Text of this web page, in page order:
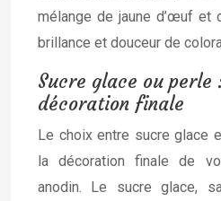
mélange de jaune d’œuf et
brillance et douceur de
Sucre glace ou
décoration finale
Le choix entre sucre glace
la décoration finale de
anodin. Le sucre glace,